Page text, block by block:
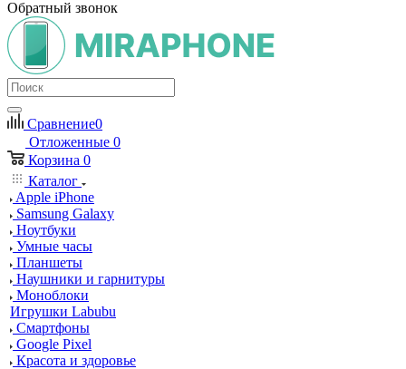
Обратный звонок
Сравнение0
Отложенные 0
Корзина 0
Каталог
Apple iPhone
Samsung Galaxy
Ноутбуки
Умные часы
Планшеты
Наушники и гарнитуры
Моноблоки
Игрушки Labubu
Смартфоны
Google Pixel
Красота и здоровье